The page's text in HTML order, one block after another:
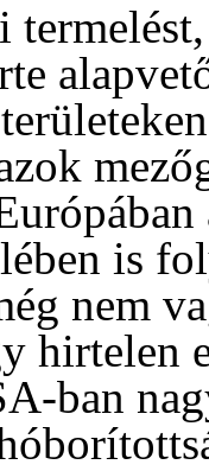
is
nem
hirtelen
ban